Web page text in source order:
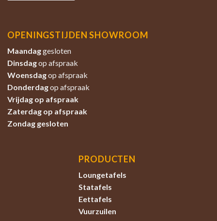
OPENINGSTIJDEN SHOWROOM
Maandaggesloten
Dinsdagop afspraak
Woensdagop afspraak
Donderdagop afspraak
Vrijdag op afspraak
Zaterdag op afspraak
Zondag gesloten
PRODUCTEN
Loungetafels
Statafels
Eettafels
Vuurzuilen